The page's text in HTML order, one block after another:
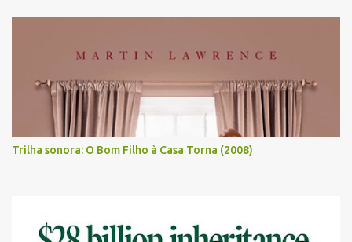
Trilha sonora: O Bom Filho à Casa Torna (2008)